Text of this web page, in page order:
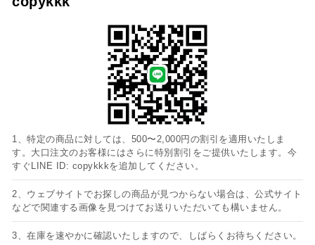
1、特定の商品に対しては、500〜2,000円の割引を適用いたしま
す。大口注文のお客様にはさらに特別割引をご提供いたします。今
すぐLINE ID: copykkkを追加してください。
2、ウェブサイトでお探しの商品が見つからない場合は、公式サイト
などで関連する画像を見つけてお送りいただいても構いません。
3、在庫を速やかに確認いたしますので、しばらくお待ちください。